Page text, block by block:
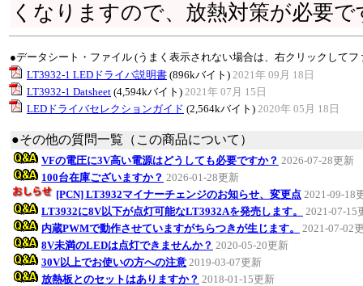
くなりますので、放熱対策が必要で
●データシート・ファイル (うまく表示されない場合は、右クリックして
LT3932-1 LEDドライバ説明書 (896kバイト) 2021年 09月 18日
LT3932-1 Datsheet (4,594kバイト) 2021年 07月 15日
LEDドライバセレクションガイド (2,564kバイト) 2020年 05月 18日
●その他の質問一覧（この商品について）
VFの電圧に3V高い電源はどうしても必要ですか？ 2026-07-28更新
100台在庫ございますか？ 2026-01-28更新
[PCN] LT3932マイナーチェンジのお知らせ、変更点 2021-09-18
LT3932に8V以下が点灯可能なLT3932Aを発売します。
2021-07-15
内蔵PWMで動作させていますがちらつきが生じます。
2021-07-02
8V未満のLEDは点灯できませんか？ 2020-05-20更新
30V以上でお使いの方への注意 2019-03-07更新
放熱板とのセットはありますか？ 2018-01-15更新